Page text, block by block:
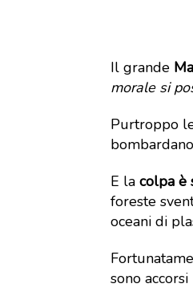
Il grande
morale si
Purtroppo
E la colpa è
foreste
oceani di
sono